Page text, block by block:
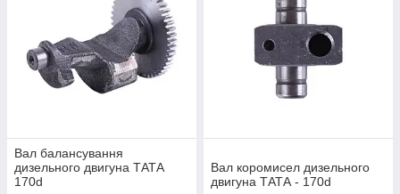
Вал балансування
дизельного двигуна ТАТА
170d
Вал коромисел дизельного
двигуна ТАТА - 170d